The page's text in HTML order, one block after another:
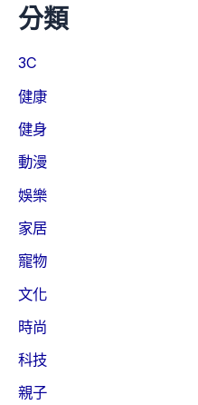
分類
3C
健康
健身
動漫
娛樂
家居
寵物
文化
時尚
科技
親子